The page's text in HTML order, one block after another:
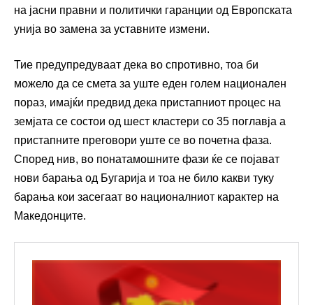
на јасни правни и политички гаранции од Европската
унија во замена за уставните измени.
Тие предупредуваат дека во спротивно, тоа би
можело да се смета за уште еден голем национален
пораз, имајќи предвид дека пристапниот процес на
земјата се состои од шест кластери со 35 поглавја а
пристапните преговори уште се во почетна фаза.
Според нив, во понатамошните фази ќе се појават
нови барања од Бугарија и тоа не било какви туку
барања кои засегаат во националниот карактер на
Македонците.